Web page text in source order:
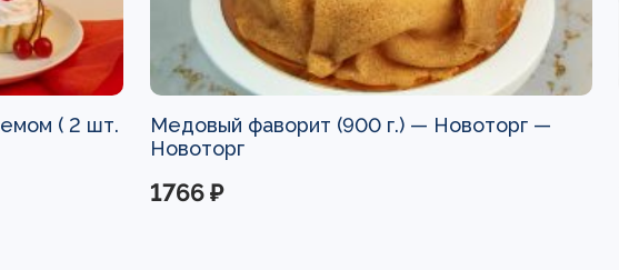
( 2 шт.
Медовый фаворит (900 г.) — Новоторг —
Новоторг
1766 ₽